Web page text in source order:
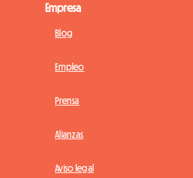
Empresa
Blog
Empleo
Prensa
Alianzas
Aviso legal